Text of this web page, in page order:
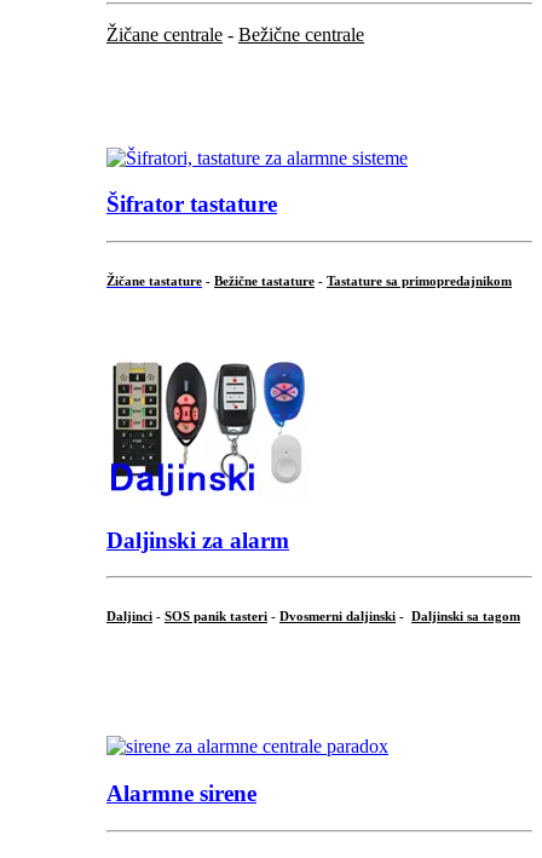
Žičane centrale - Bežične centrale
Šifrator tastature
Žičane tastature - Bežične tastature - Tastature sa primopredajnikom
Daljinski za alarm
Daljinci - SOS panik tasteri - Dvosmerni daljinski - Daljinski sa tagom
Alarmne sirene